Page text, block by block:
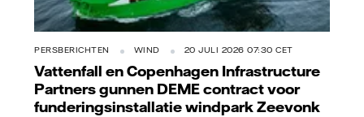
PERSBERICHTEN WIND 20 JULI 2026 07:30 CET
Vattenfall en Copenhagen Infrastructure
Partners gunnen DEME contract voor
funderingsinstallatie windpark Zeevonk